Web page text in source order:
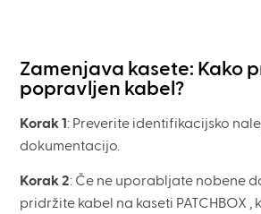
Zamenjava kasete: Kako
popravljen kabel?
Korak 1 : Preverite identifikacijsko
dokumentacijo.
Korak 2: Če ne uporabljate nobene
pridržite kabel na kaseti PATCHBOX ,